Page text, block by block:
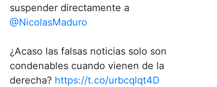
suspender directamente a
@NicolasMaduro
¿Acaso las falsas noticias solo son
condenables cuando vienen de la
derecha? https://t.co/urbcqlqt4D